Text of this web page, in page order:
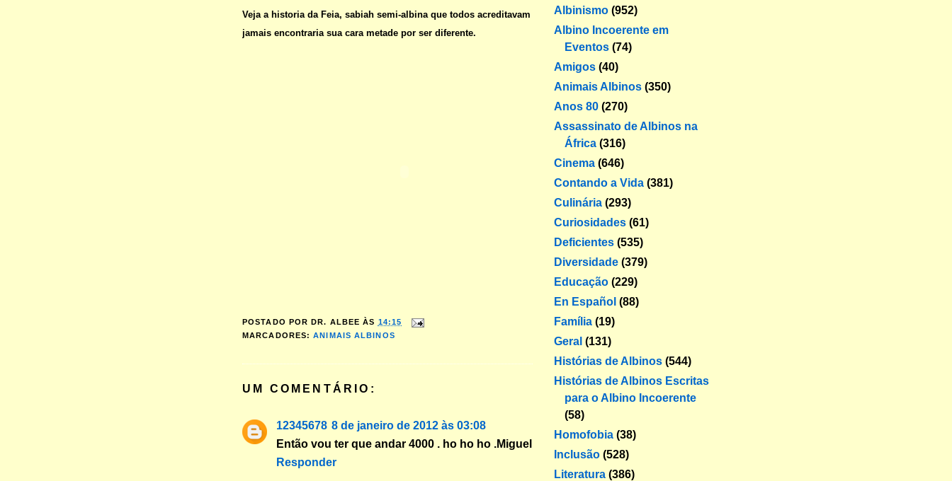
Veja a historia da Feia, sabiah semi-albina que todos acreditavam
jamais encontraria sua cara metade por ser diferente.
POSTADO POR DR. ALBEE ÀS 14:15
MARCADORES:ANIMAIS ALBINOS
UM COMENTÁRIO:
12345678 8 de janeiro de 2012 às 03:08
Então vou ter que andar 4000 . ho ho ho .Miguel
Responder
Albinismo (952)
Albino Incoerente em
Eventos (74)
Amigos (40)
Animais Albinos (350)
Anos 80 (270)
Assassinato de Albinos na
África (316)
Cinema (646)
Contando a Vida (381)
Culinária (293)
Curiosidades (61)
Deficientes (535)
Diversidade (379)
Educação (229)
En Español (88)
Família (19)
Geral (131)
Histórias de Albinos (544)
Histórias de Albinos Escritas
para o Albino Incoerente
(58)
Homofobia (38)
Inclusão (528)
Literatura (386)